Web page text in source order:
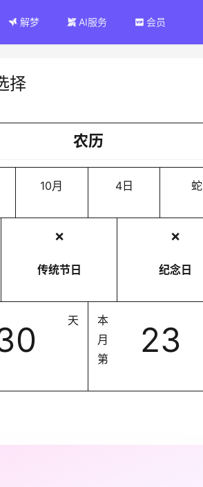
解梦 AI服务 会员
择
农历
10月 4日 蛇
❌
传统节日
❌
纪念日
天
本
月
第
23